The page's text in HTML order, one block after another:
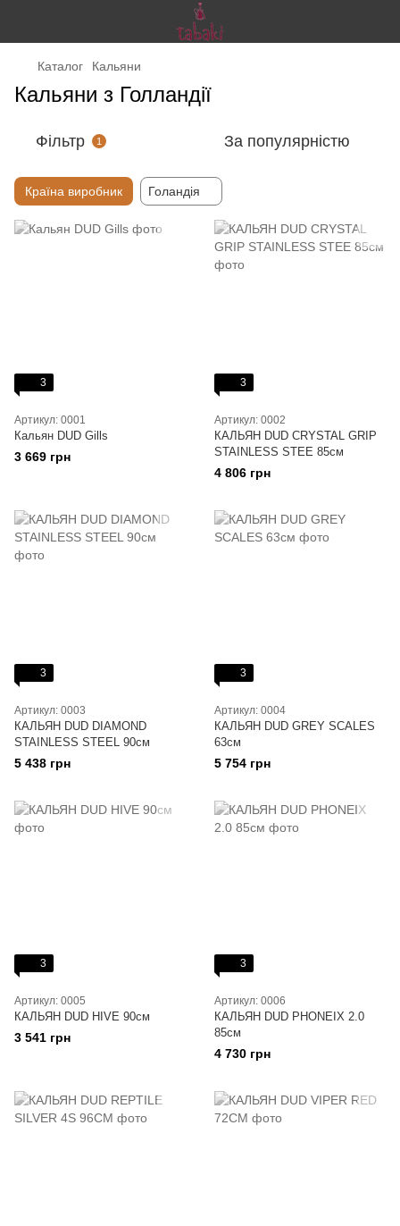
Каталог Кальяни
Кальяни з Голландії
Фільтр 1 За популярністю
Країна виробник Голандія
3
Артикул: 0001
Кальян DUD Gills
3 669 грн
3
Артикул: 0002
КАЛЬЯН DUD CRYSTAL GRIP
STAINLESS STEE 85см
4 806 грн
3
Артикул: 0003
КАЛЬЯН DUD DIAMOND
STAINLESS STEEL 90см
5 438 грн
3
Артикул: 0004
КАЛЬЯН DUD GREY SCALES
63см
5 754 грн
3
Артикул: 0005
КАЛЬЯН DUD HIVE 90см
3 541 грн
3
Артикул: 0006
КАЛЬЯН DUD PHONEIX 2.0
85см
4 730 грн